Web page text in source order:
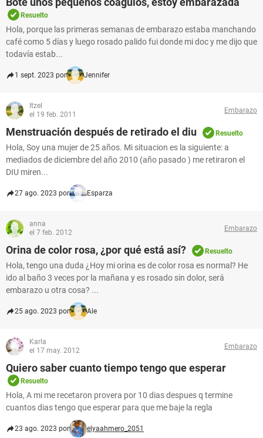
Resuelto
Hola, porque las primeras semanas de embarazo estaba manchando
café como 5 días y luego rosado palido fui donde mi doc y me dijo que
todavía estab...
1 sept. 2023 por Jennifer
Itzel
el 19 feb. 2011
Embarazo
Menstruación después de retirado el diu Resuelto
Hola, Soy una mujer de 25 años. Mi situacion es la siguiente: a
mediados de diciembre del año 2010 (año pasado ) me retiraron el
DIU miren...
27 ago. 2023 por Esparza
anna
el 7 feb. 2012
Embarazo
Orina de color rosa, ¿por qué está así? Resuelto
Hola, tengo una duda ¿Hoy mi orina es de color rosa es normal? He
ido al baño 3 veces por la mañana y es rosado sin dolor, será
embarazo u otra cosa? ...
25 ago. 2023 por Ale
Karla
el 17 may. 2012
Embarazo
Quiero saber cuanto tiempo tengo que esperar
Resuelto
Hola, A mi me recetaron provera por 10 dias despues q termine
cuantos dias tengo que esperar para que me baje la regla
23 ago. 2023 por elyaahmero_2051